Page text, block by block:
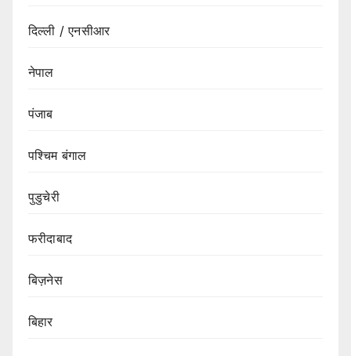
दिल्ली / एनसीआर
नेपाल
पंजाब
पश्चिम बंगाल
पुडुचेरी
फरीदाबाद
बिज़नेस
बिहार